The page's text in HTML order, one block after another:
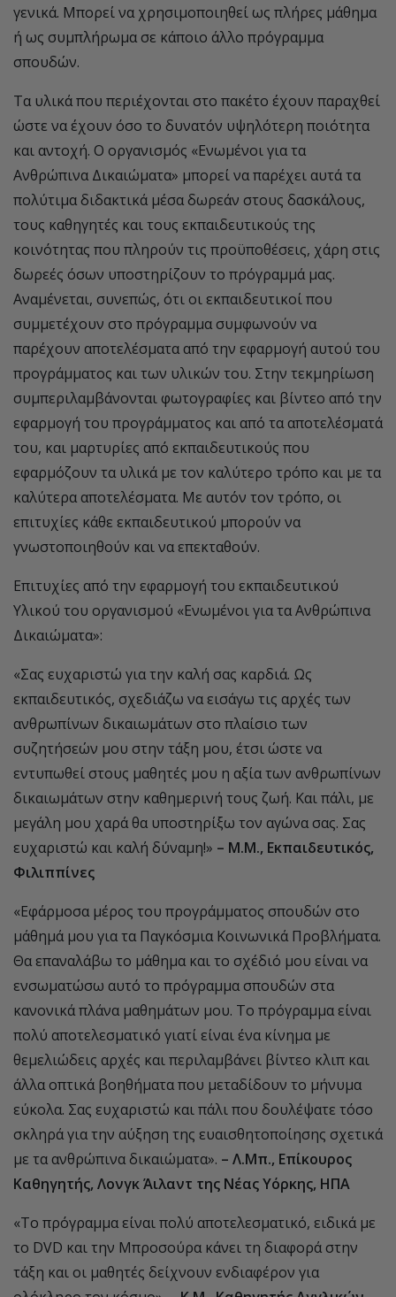
γενικά. Μπορεί να χρησιμοποιηθεί ως πλήρες μάθημα
ή ως συμπλήρωμα σε κάποιο άλλο πρόγραμμα
σπουδών.
Τα υλικά που περιέχονται στο πακέτο έχουν παραχθεί
ώστε να έχουν όσο το δυνατόν υψηλότερη ποιότητα
και αντοχή. Ο οργανισμός «Ενωμένοι για τα
Ανθρώπινα Δικαιώματα» μπορεί να παρέχει αυτά τα
πολύτιμα διδακτικά μέσα δωρεάν στους δασκάλους,
τους καθηγητές και τους εκπαιδευτικούς της
κοινότητας που πληρούν τις προϋποθέσεις, χάρη στις
δωρεές όσων υποστηρίζουν το πρόγραμμά μας.
Αναμένεται, συνεπώς, ότι οι εκπαιδευτικοί που
συμμετέχουν στο πρόγραμμα συμφωνούν να
παρέχουν αποτελέσματα από την εφαρμογή αυτού του
προγράμματος και των υλικών του. Στην τεκμηρίωση
συμπεριλαμβάνονται φωτογραφίες και βίντεο από την
εφαρμογή του προγράμματος και από τα αποτελέσματά
του, και μαρτυρίες από εκπαιδευτικούς που
εφαρμόζουν τα υλικά με τον καλύτερο τρόπο και με τα
καλύτερα αποτελέσματα. Με αυτόν τον τρόπο, οι
επιτυχίες κάθε εκπαιδευτικού μπορούν να
γνωστοποιηθούν και να επεκταθούν.
Επιτυχίες από την εφαρμογή του εκπαιδευτικού
Υλικού του οργανισμού «Ενωμένοι για τα Ανθρώπινα
Δικαιώματα»:
«Σας ευχαριστώ για την καλή σας καρδιά. Ως
εκπαιδευτικός, σχεδιάζω να εισάγω τις αρχές των
ανθρωπίνων δικαιωμάτων στο πλαίσιο των
συζητήσεών μου στην τάξη μου, έτσι ώστε να
εντυπωθεί στους μαθητές μου η αξία των ανθρωπίνων
δικαιωμάτων στην καθημερινή τους ζωή. Και πάλι, με
μεγάλη μου χαρά θα υποστηρίξω τον αγώνα σας. Σας
ευχαριστώ και καλή δύναμη!» – Μ.Μ., Εκπαιδευτικός,
Φιλιππίνες
«Εφάρμοσα μέρος του προγράμματος σπουδών στο
μάθημά μου για τα Παγκόσμια Κοινωνικά Προβλήματα.
Θα επαναλάβω το μάθημα και το σχέδιό μου είναι να
ενσωματώσω αυτό το πρόγραμμα σπουδών στα
κανονικά πλάνα μαθημάτων μου. Το πρόγραμμα είναι
πολύ αποτελεσματικό γιατί είναι ένα κίνημα με
θεμελιώδεις αρχές και περιλαμβάνει βίντεο κλιπ και
άλλα οπτικά βοηθήματα που μεταδίδουν το μήνυμα
εύκολα. Σας ευχαριστώ και πάλι που δουλέψατε τόσο
σκληρά για την αύξηση της ευαισθητοποίησης σχετικά
με τα ανθρώπινα δικαιώματα». – Λ.Μπ., Επίκουρος
Καθηγητής, Λονγκ Άιλαντ της Νέας Υόρκης, ΗΠΑ
«Το πρόγραμμα είναι πολύ αποτελεσματικό, ειδικά με
το DVD και την Μπροσούρα κάνει τη διαφορά στην
τάξη και οι μαθητές δείχνουν ενδιαφέρον για